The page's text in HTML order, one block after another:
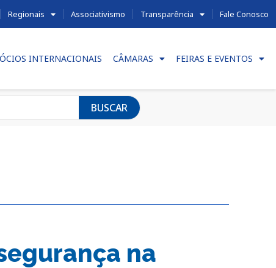
Regionais Associativismo Transparência Fale Conosco
INTERNACIONAIS CÂMARAS FEIRAS E EVENTOS
BUSCAR
na